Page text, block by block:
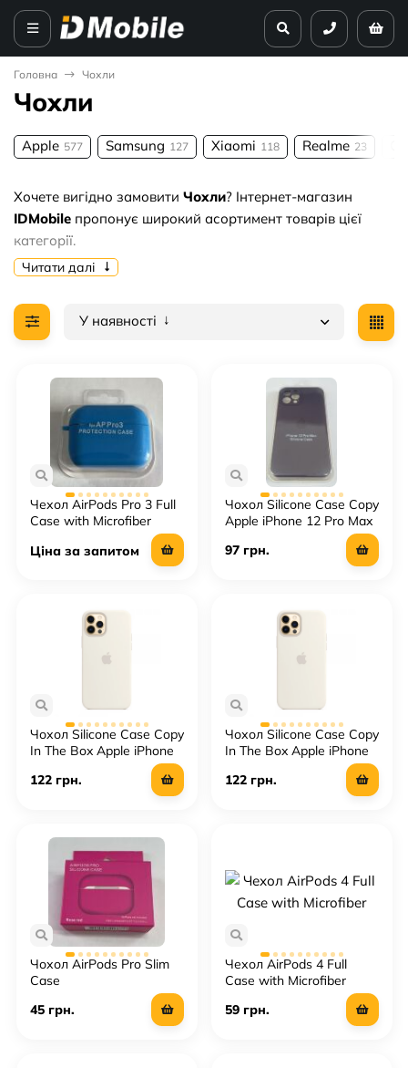
Головна Чохли
Чохли
Apple 577 Samsung 127 Xiaomi 118 Realme 23
Хочете вигідно замовити Чохли? Інтернет-магазин
IDMobile пропонує широкий асортимент товарів цієї
категорії.
Чому варто купувати у нас:
✅ Тільки перевірена якість та гарантія.
Обирайте найкраще оптом — замовляйтеЧохли
зараз!
Читати далі
У наявності
Чехол AirPods Pro 3 Full
Case with Microfiber
Ціна за запитом
Чохол Silicone Case Copy
Apple iPhone 12 Pro Max
97 грн.
Чохол Silicone Case Copy
In The Box Apple iPhone
122 грн.
Чохол Silicone Case Copy
In The Box Apple iPhone
122 грн.
Чохол AirPods Pro Slim
Case
45 грн.
Чехол AirPods 4 Full
Case with Microfiber
59 грн.